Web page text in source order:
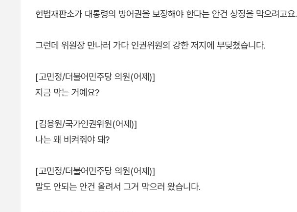
헌법재판소가 대통령의 방어권을 보장해야 한다는 안건 상정을 막으려고요.
그런데 위원장 만나러 가다 인권위원의 강한 저지에 부딪쳤습니다.
[고민정/더불어민주당 의원(어제)]
지금 막는 거예요?
[김용원/국가인권위원(어제)]
나는 왜 비켜줘야 돼?
[고민정/더불어민주당 의원(어제)]
말도 안되는 안건 올려서 그거 막으러 왔습니다.